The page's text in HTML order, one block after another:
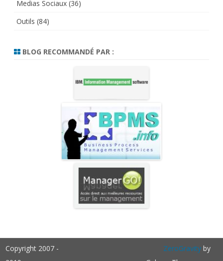
Medias Sociaux (36)
Outils (84)
BLOG RECOMMANDÉ PAR :
Copyright 2007 -
ZeroGravityby